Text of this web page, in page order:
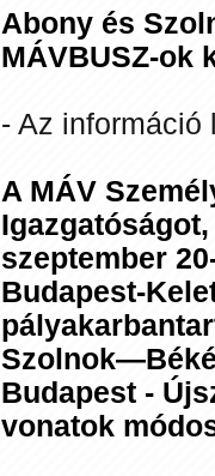
Abony és
MÁVBUSZ-ok
- Az információ
A MÁV
szeptember
Budapest-
Budapest -
vonatok